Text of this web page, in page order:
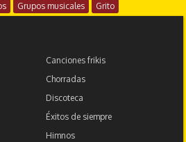
Grupos musicales Grito
Canciones frikis
Chorradas
Discoteca
Éxitos de siempre
Himnos